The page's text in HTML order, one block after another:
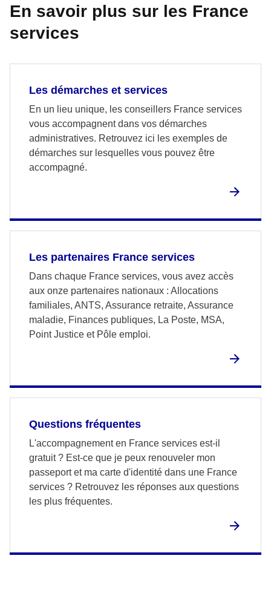
En savoir plus sur les France
services
Les démarches et services
En un lieu unique, les conseillers France services
vous accompagnent dans vos démarches
administratives. Retrouvez ici les exemples de
démarches sur lesquelles vous pouvez être
accompagné.
Les partenaires France services
Dans chaque France services, vous avez accès
aux onze partenaires nationaux : Allocations
familiales, ANTS, Assurance retraite, Assurance
maladie, Finances publiques, La Poste, MSA,
Point Justice et Pôle emploi.
Questions fréquentes
L'accompagnement en France services est-il
gratuit ? Est-ce que je peux renouveler mon
passeport et ma carte d'identité dans une France
services ? Retrouvez les réponses aux questions
les plus fréquentes.